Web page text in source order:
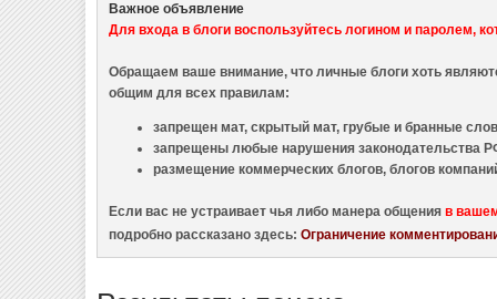
Важное объявление
Для входа в блоги воспользуйтесь логином и паролем,
Обращаем ваше внимание, что личные блоги хоть
общим для всех правилам:
запрещен мат, скрытый мат, грубые и бранные
запрещены любые нарушения законодательства
размещение коммерческих блогов, блогов
Если вас не устраивает чья либо манера общенияв
подробно рассказано здесь:Ограничение